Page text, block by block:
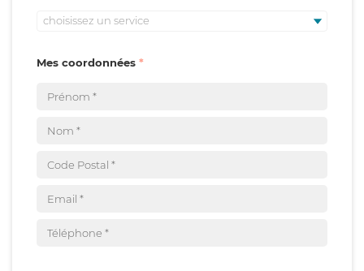
choisissez un service
Mes coordonnées